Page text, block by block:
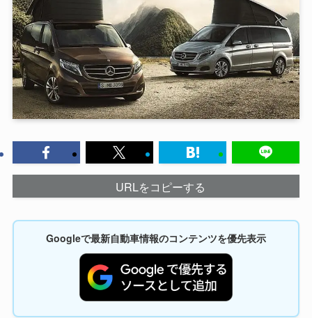
URLをコピーする
Googleで最新自動車情報のコンテンツを優先表示